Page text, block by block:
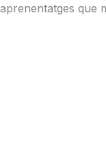
aprenentatges que